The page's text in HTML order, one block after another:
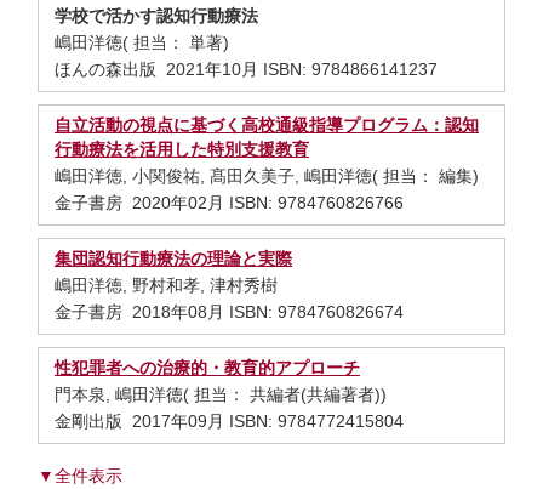
学校で活かす認知行動療法
嶋田洋徳( 担当： 単著)
ほんの森出版 2021年10月 ISBN: 9784866141237
自立活動の視点に基づく高校通級指導プログラム：認知
行動療法を活用した特別支援教育
嶋田洋徳, 小関俊祐, 髙田久美子, 嶋田洋徳( 担当： 編集)
金子書房 2020年02月 ISBN: 9784760826766
集団認知行動療法の理論と実際
嶋田洋徳, 野村和孝, 津村秀樹
金子書房 2018年08月 ISBN: 9784760826674
性犯罪者への治療的・教育的アプローチ
門本泉, 嶋田洋徳( 担当： 共編者(共編著者))
金剛出版 2017年09月 ISBN: 9784772415804
▼全件表示